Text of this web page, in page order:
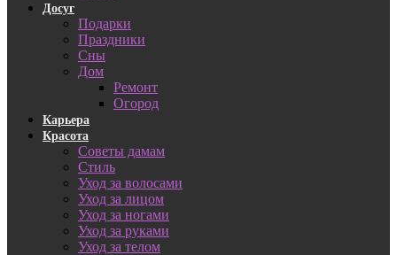
Досуг
Подарки
Праздники
Сны
Дом
Ремонт
Огород
Карьера
Красота
Советы дамам
Стиль
Уход за волосами
Уход за лицом
Уход за ногами
Уход за руками
Уход за телом